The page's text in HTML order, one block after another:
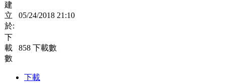
建
立
於:
05/24/2018 21:10
下
載
數
858 下載數
下載